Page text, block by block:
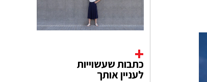
כתבות שעשוייות
לעניין אותך